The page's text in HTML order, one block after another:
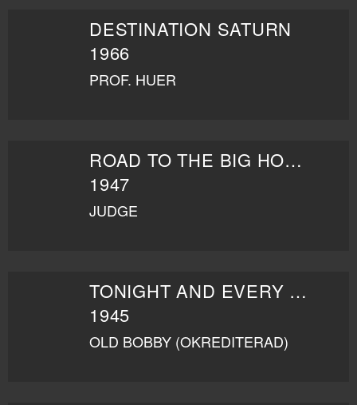
DESTINATION SATURN
1966
PROF. HUER
ROAD TO THE BIG HOUSE
1947
JUDGE
TONIGHT AND EVERY NIGHT
1945
OLD BOBBY (OKREDITERAD)